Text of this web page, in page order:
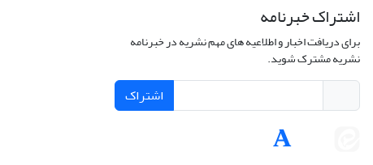
اشتراک خبرنامه
برای دریافت اخبار و اطلاعیه های مهم نشریه در خبرنامه
نشریه مشترک شوید.
اشتراک